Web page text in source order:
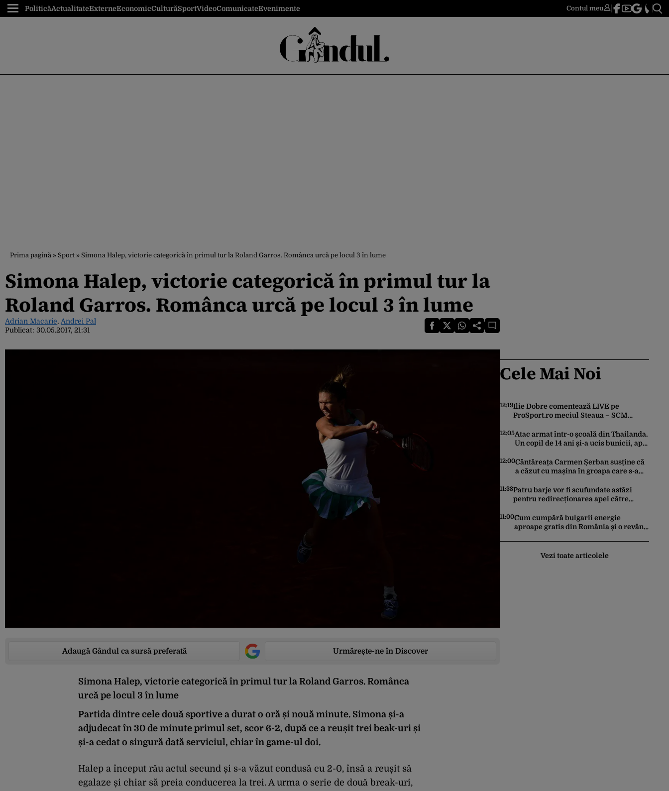
PoliticăActualitateExterneEconomicCulturăSportVideoComunicateEvenimente Contul meu
Prima pagină » Sport» Simona Halep, victorie categorică în primul tur la Roland Garros. Românca urcă pe locul 3 în lume
Simona Halep, victorie categorică în primul tur la
Roland Garros. Românca urcă pe locul 3 în lume
Adrian Macarie, Andrei Pal
Publicat: 30.05.2017, 21:31
Adaugă Gândul ca sursă preferată Urmărește-ne în Discover
Simona Halep, victorie categorică în primul tur la Roland Garros. Românca
urcă pe locul 3 în lume
Partida dintre cele două sportive a durat o oră și nouă minute. Simona și-a
adjudecat în 30 de minute primul set, scor 6-2, după ce a reușit trei beak-uri și
și-a cedat o singură dată serviciul, chiar în game-ul doi.
Halep a început rău actul secund și s-a văzut condusă cu 2-0, însă a reușit să
egalaze și chiar să preia conducerea la trei. A urma o serie de două break-uri,
Cele Mai Noi
12:19Ilie Dobre comentează LIVE pe
ProSport.ro meciul Steaua – SCM
2026, de la ora 11:00
12:05Atac armat într-o școală din Thailanda.
Un copil de 14 ani și-a ucis bunicii, apoi
profesori
12:00Cântăreața Carmen Șerban susține că
a căzut cu mașina în groapa care s-a
tare”
11:38Patru barje vor fi scufundate astăzi
pentru redirecționarea apei către
operațiunea
11:00Cum cumpără bulgarii energie
aproape gratis din România și o revând
de la sud de Dunăre
Vezi toate articolele